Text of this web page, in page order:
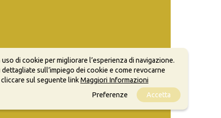
uso di cookie per migliorare l’esperienza di navigazione.
sull’impiego dei cookie e come revocarne
sul seguente linkMaggiori Informazioni
Preferenze
Accetta